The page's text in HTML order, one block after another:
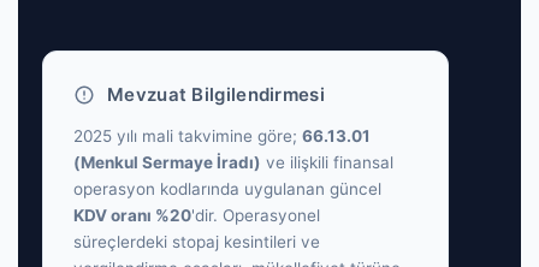
Mevzuat Bilgilendirmesi
2025 yılı mali takvimine göre; 66.13.01
(Menkul Sermaye İradı) ve ilişkili finansal
operasyon kodlarında uygulanan güncel
KDV oranı %20'dir. Operasyonel
süreçlerdeki stopaj kesintileri ve